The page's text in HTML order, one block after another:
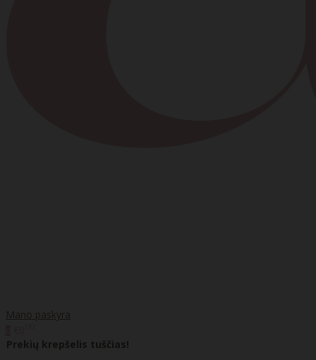
Mano paskyra
Prekių krepšelis tuščias!